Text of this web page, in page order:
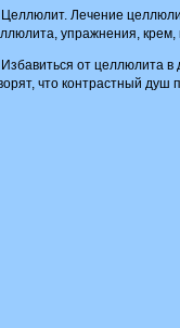
Целлюлит. Лечение
упражнения, крем,
Избавиться от целлюлита
что контрастный душ